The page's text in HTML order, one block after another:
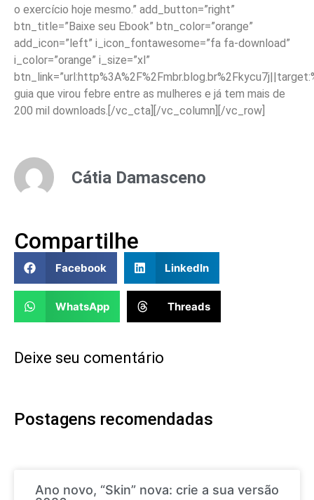
o exercício hoje mesmo.” add_button=”right”
btn_title=”Baixe seu Ebook” btn_color=”orange”
add_icon=”left” i_icon_fontawesome=”fa fa-download”
i_color=”orange” i_size=”xl”
guia que virou febre entre as mulheres e já tem mais de
200 mil downloads.[/vc_cta][/vc_column][/vc_row]
Cátia Damasceno
Compartilhe
Facebook LinkedIn
WhatsApp Threads
Deixe seu comentário
Postagens recomendadas
Ano novo, “Skin” nova: crie a sua versão